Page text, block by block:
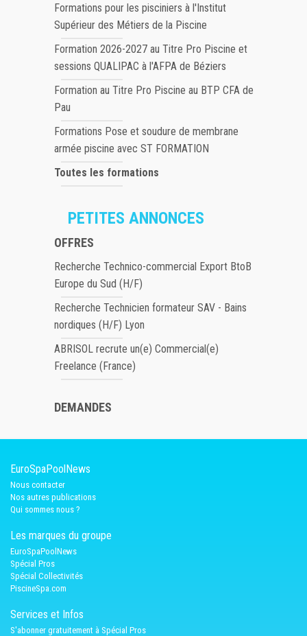
Formations pour les pisciniers à l'Institut
Supérieur des Métiers de la Piscine
Formation 2026-2027 au Titre Pro Piscine et
sessions QUALIPAC à l'AFPA de Béziers
Formation au Titre Pro Piscine au BTP CFA de
Pau
Formations Pose et soudure de membrane
armée piscine avec ST FORMATION
Toutes les formations
PETITES ANNONCES
OFFRES
Recherche Technico-commercial Export BtoB
Europe du Sud (H/F)
Recherche Technicien formateur SAV - Bains
nordiques (H/F) Lyon
ABRISOL recrute un(e) Commercial(e)
Freelance (France)
DEMANDES
EuroSpaPoolNews
Nous contacter
Nos autres publications
Qui sommes nous ?
Les marques du groupe
EuroSpaPoolNews
Spécial Pros
Spécial Collectivités
PiscineSpa.com
Services et Infos
S'abonner gratuitement à Spécial Pros